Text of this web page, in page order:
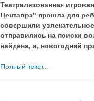
Театрализованная
Центавра" прошла для
совершили
отправились на поиски
найдена, и, новогодний
Полный текст...